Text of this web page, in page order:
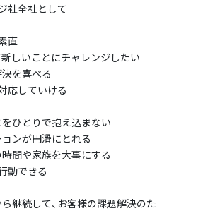
社全社として
直
しいことにチャレンジしたい
を喜べる
応していける
ひとりで抱え込まない
ンが円滑にとれる
間や家族を大事にする
動できる
継続して、お客様の課題解決のた